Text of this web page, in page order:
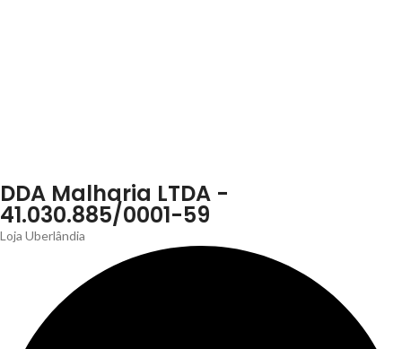
DDA Malharia LTDA -
41.030.885/0001-59
Loja Uberlândia